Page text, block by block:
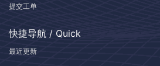
提交工单
快捷导航 / Quick
最近更新